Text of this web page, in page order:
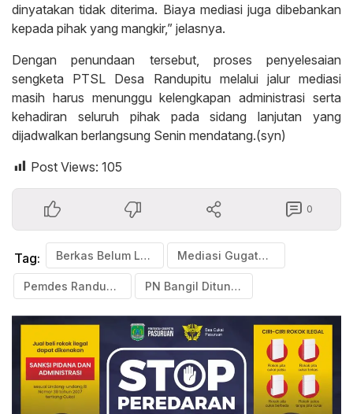
dinyatakan tidak diterima. Biaya mediasi juga dibebankan
kepada pihak yang mangkir,” jelasnya.
Dengan penundaan tersebut, proses penyelesaian
sengketa PTSL Desa Randupitu melalui jalur mediasi
masih harus menunggu kelengkapan administrasi serta
kehadiran seluruh pihak pada sidang lanjutan yang
dijadwalkan berlangsung Senin mendatang.(syn)
Post Views: 105
0
Tag: Berkas Belum Lengkap Mediasi Gugatan PTSL Randupitu
Pemdes Randupitu PN Bangil Ditunda